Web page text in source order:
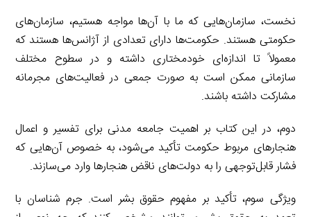
نخست، سازمان‌هایی که ما با آن‌ها مواجه هستیم، سازمان‌های
حکومتی هستند. حکومت‌ها دارای تعدادی از آژانس‌ها هستند که
معمولاً تا اندازه‌ای خودمختاری داشته و در سطوح مختلف
سازمانی ممکن است به صورت جمعی در فعالیت‌های مجرمانه
مشارکت داشته باشند.
دوم، در این کتاب بر اهمیت جامعه مدنی برای تفسیر و اعمال
هنجارهای مربوط حکومت تأکید می‌شود، به خصوص آن‌هایی که
فشار قابل‌توجهی را به دولت‌های ناقض هنجارها وارد می‌سازند.
ویژگی سوم، تأکید بر مفهوم حقوق بشر است. جرم شناسان با